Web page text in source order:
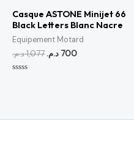
Casque ASTONE Minijet 66
Black Letters Blanc Nacre
Equipement Motard
1,077د.م. 700د.م.